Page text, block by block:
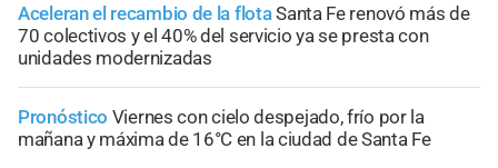
Aceleran el recambio de la flotaSanta Fe renovó más de
70 colectivos y el 40% del servicio ya se presta con
unidades modernizadas
Pronóstico Viernes con cielo despejado, frío por la
mañana y máxima de 16°C en la ciudad de Santa Fe